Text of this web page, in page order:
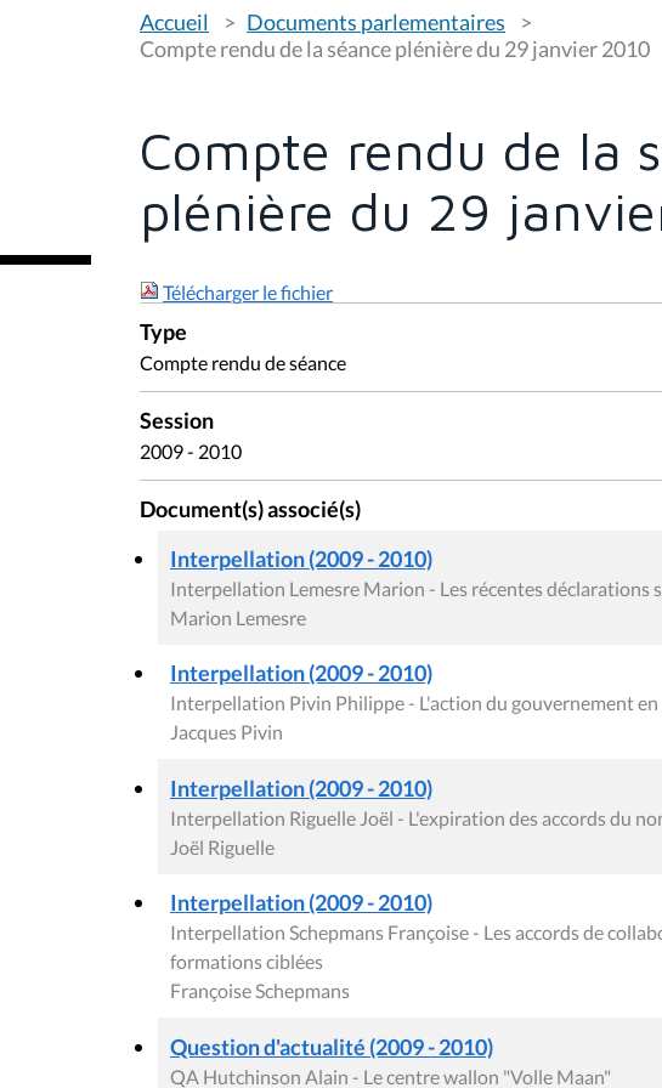
o
u
s
i
:
Accueil
Documents parlementaires
Compte rendu de la séance plénière du 29 janvier 2010
Compte rendu de la
plénière du 29
Télécharger le fichier
Type
Compte rendu de séance
Session
2009 - 2010
Document(s) associé(s)
Interpellation (2009 - 2010)
Interpellation Lemesre Marion - Les récentes déclarations
Marion Lemesre
Interpellation (2009 - 2010)
Interpellation Pivin Philippe - L'action du gouvernement
Jacques Pivin
Interpellation (2009 - 2010)
Interpellation Riguelle Joël - L'expiration des accords du
Joël Riguelle
Interpellation (2009 - 2010)
Interpellation Schepmans Françoise - Les accords de
formations ciblées
Françoise Schepmans
Question d'actualité (2009 - 2010)
QA Hutchinson Alain - Le centre wallon "Volle Maan"